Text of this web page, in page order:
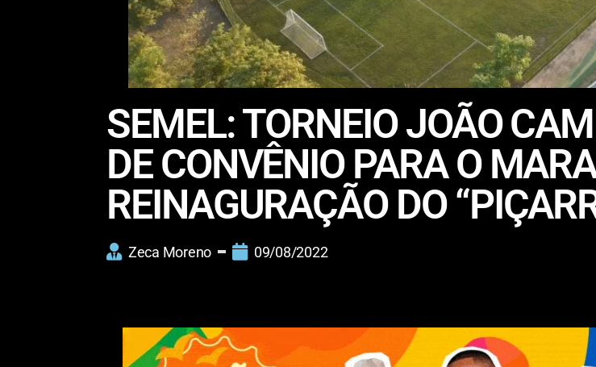
SEMEL: TORNEIO JOÃO
DE CONVÊNIO PARA O
REINAGURAÇÃO DO
Zeca Moreno 09/08/2022